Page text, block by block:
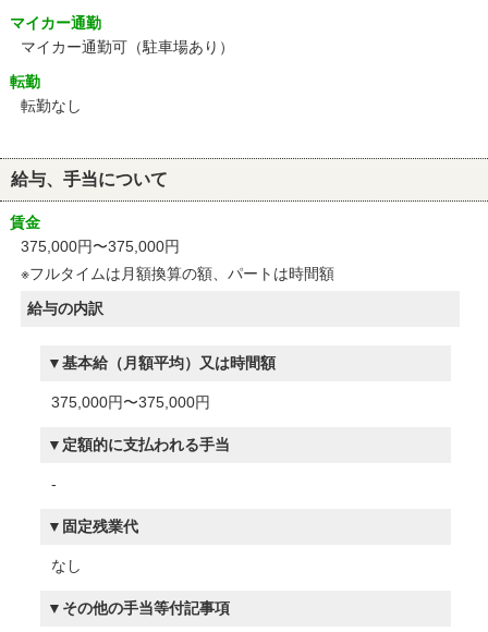
マイカー通勤
マイカー通勤可（駐車場あり）
転勤
転勤なし
給与、手当について
賃金
375,000円〜375,000円
※フルタイムは月額換算の額、パートは時間額
給与の内訳
基本給（月額平均）又は時間額
375,000円〜375,000円
定額的に支払われる手当
-
固定残業代
なし
その他の手当等付記事項